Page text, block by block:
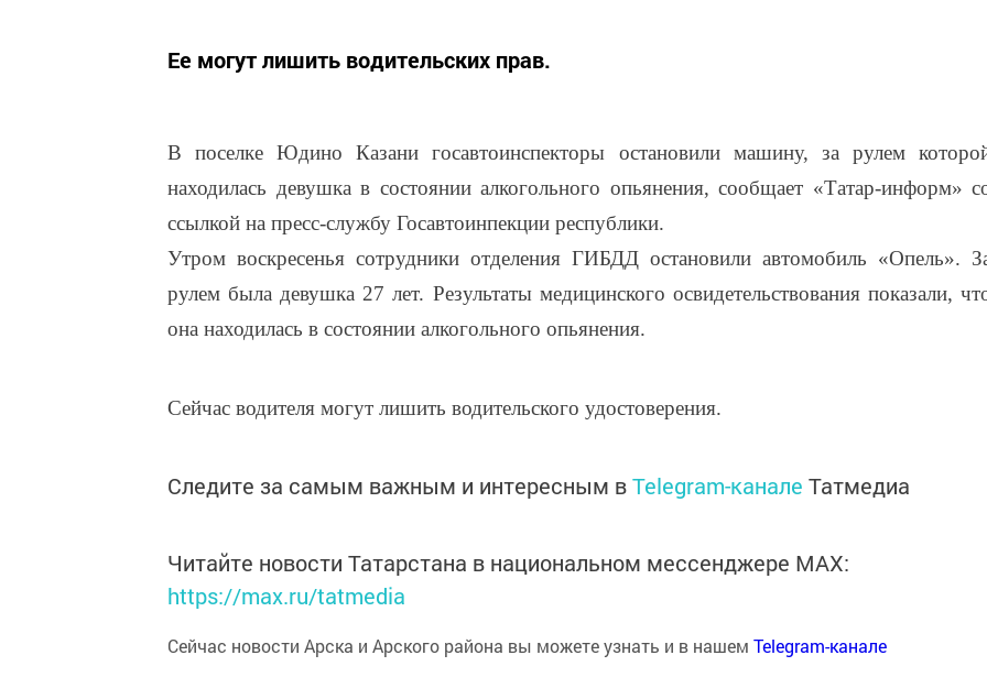
Ее могут лишить водительских прав.
В поселке Юдино Казани госавтоинспекторы остановили машину, за рулем
находилась девушка в состоянии алкогольного опьянения, сообщает «Татар-информ»
ссылкой на пресс-службу Госавтоинпекции республики.
Утром воскресенья сотрудники отделения ГИБДД остановили автомобиль «Опель».
рулем была девушка 27 лет. Результаты медицинского освидетельствования показали,
она находилась в состоянии алкогольного опьянения.
Сейчас водителя могут лишить водительского удостоверения.
Следите за самым важным и интересным вTelegram-канале Татмедиа
Читайте новости Татарстана в национальном мессенджере MАХ:
https://max.ru/tatmedia
Сейчас новости Арска и Арского района вы можете узнать и в нашем Telegram-канале